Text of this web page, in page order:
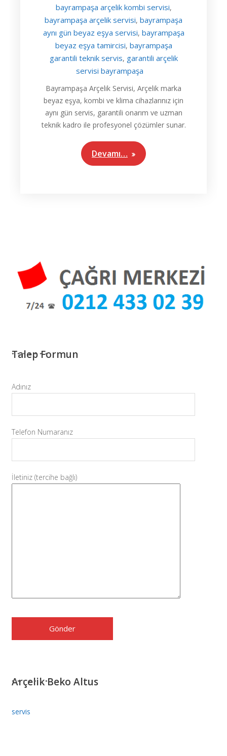
bayrampaşa arçelik kombi servisi,
bayrampaşa arçelik servisi, bayrampaşa
aynı gün beyaz eşya servisi, bayrampaşa
beyaz eşya tamircisi, bayrampaşa
garantili teknik servis, garantili arçelik
servisi bayrampaşa
Bayrampaşa Arçelik Servisi, Arçelik marka
beyaz eşya, kombi ve klima cihazlarınız için
aynı gün servis, garantili onarım ve uzman
teknik kadro ile profesyonel çözümler sunar.
Devamı…
Talep Formun
Adınız
Telefon Numaranız
İletiniz (tercihe bağlı)
Arçelik Beko Altus
servis